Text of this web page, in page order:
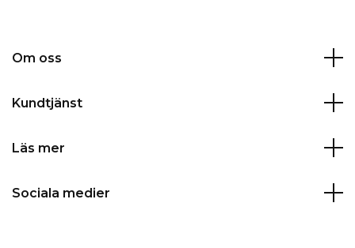
Om oss
Kundtjänst
Läs mer
Sociala medier